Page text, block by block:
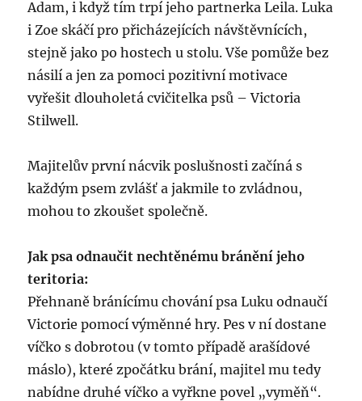
Adam, i když tím trpí jeho partnerka Leila. Luka
i Zoe skáčí pro přicházejících návštěvnících,
stejně jako po hostech u stolu. Vše pomůže bez
násilí a jen za pomoci pozitivní motivace
vyřešit dlouholetá cvičitelka psů – Victoria
Stilwell.
Majitelův první nácvik poslušnosti začíná s
každým psem zvlášť a jakmile to zvládnou,
mohou to zkoušet společně.
Jak psa odnaučit nechtěnému bránění jeho
teritoria:
Přehnaně bránícímu chování psa Luku odnaučí
Victorie pomocí výměnné hry. Pes v ní dostane
víčko s dobrotou (v tomto případě arašídové
máslo), které zpočátku brání, majitel mu tedy
nabídne druhé víčko a vyřkne povel „vyměň“.